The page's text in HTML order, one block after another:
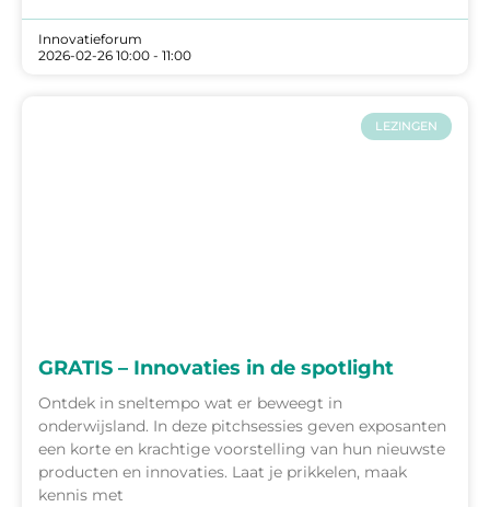
Innovatieforum
2026-02-26 10:00 - 11:00
LEZINGEN
GRATIS – Innovaties in de spotlight
Ontdek in sneltempo wat er beweegt in
onderwijsland. In deze pitchsessies geven exposanten
een korte en krachtige voorstelling van hun nieuwste
producten en innovaties. Laat je prikkelen, maak
kennis met